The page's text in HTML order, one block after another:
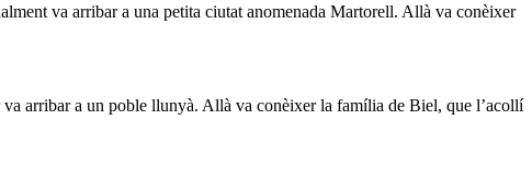
va arribar a una petita ciutat anomenada Martorell. Allà va conèixer
arribar a un poble llunyà. Allà va conèixer la família de Biel, que l’acollí